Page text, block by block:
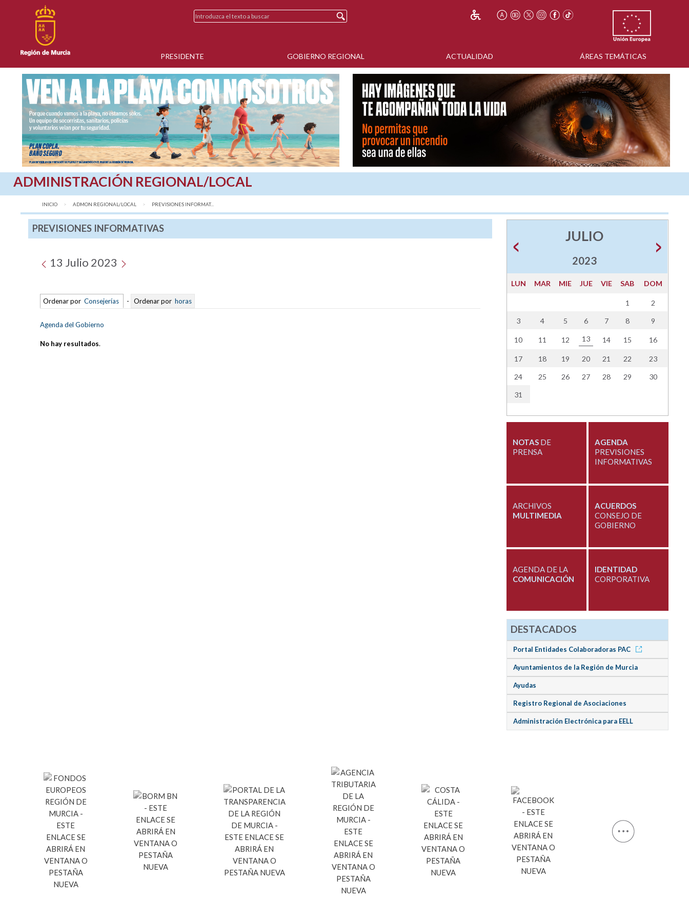
PRESIDENTE GOBIERNO REGIONAL ACTUALIDAD ÁREAS TEMÁTICAS
ADMINISTRACIÓN REGIONAL/LOCAL
INICIO ADMON REGIONAL/LOCAL AQUÍ:
PREVISIONES INFORMAT...
PREVISIONES INFORMATIVAS
13 Julio 2023
Ordenar por Consejerías - Ordenar por horas
Agenda del Gobierno
No hay resultados.
JULIO
2023
LUN MAR MIE JUE VIE SAB DOM
1 2
3 4 5 6 7 8 9
10 11 12 13 14 15 16
17 18 19 20 21 22 23
24 25 26 27 28 29 30
31
NOTASDE
PRENSA
AGENDA
PREVISIONES
INFORMATIVAS
ARCHIVOS
MULTIMEDIA
ACUERDOS
CONSEJO DE
GOBIERNO
AGENDA DE LA
COMUNICACIÓN
IDENTIDAD
CORPORATIVA
DESTACADOS
Portal Entidades Colaboradoras PAC
Ayuntamientos de la Región de Murcia
Ayudas
Registro Regional de Asociaciones
Administración Electrónica para EELL